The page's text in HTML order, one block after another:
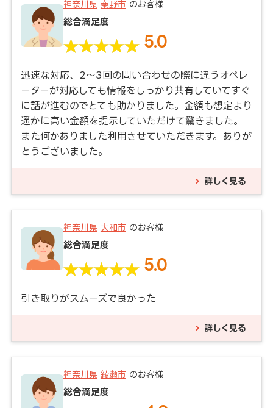
神奈川県 秦野市 のお客様
総合満足度
5.0
迅速な対応、2～3回の問い合わせの際に違うオペレ
ーターが対応しても情報をしっかり共有していてすぐ
に話が進むのでとても助かりました。金額も想定より
遥かに高い金額を提示していただけて驚きました。
また何かありました利用させていただきます。ありが
とうございました。
詳しく見る
神奈川県 大和市 のお客様
総合満足度
5.0
引き取りがスムーズで良かった
詳しく見る
神奈川県 綾瀬市 のお客様
総合満足度